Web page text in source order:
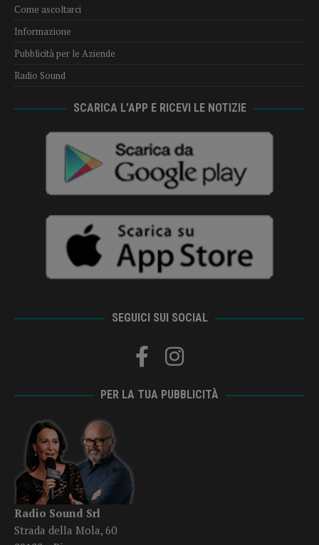
Come ascoltarci
Informazione
Pubblicità per le Aziende
Radio Sound
SCARICA L’APP E RICEVI LE NOTIZIE
SEGUICI SUI SOCIAL
PER LA TUA PUBBLICITÀ
Radio Sound Srl
Strada della Mola, 60